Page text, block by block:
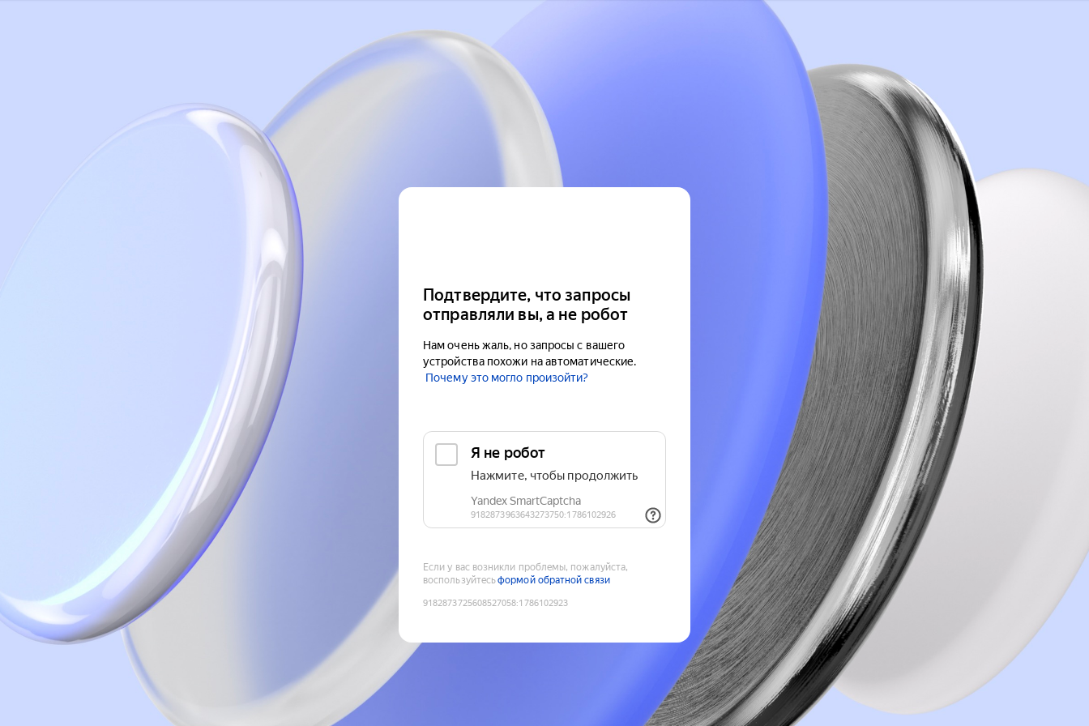
Подтвердите, что запросы
отправляли вы, а не робот
Нам очень жаль, но запросы с вашего
устройства похожи на автоматические.
Почему это могло произойти?
Если у вас возникли проблемы, пожалуйста,
воспользуйтесьформой обратной связи
9182873725608527058:1786102923